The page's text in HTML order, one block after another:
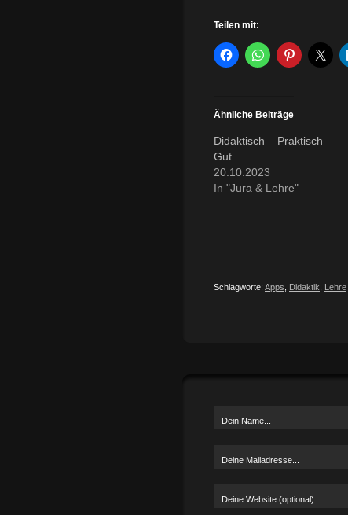
Teilen mit:
Ähnliche Beiträge
Didaktisch – Praktisch –
Gut
20.10.2023
In "Jura & Lehre"
Schlagworte: Apps Didaktik Lehre